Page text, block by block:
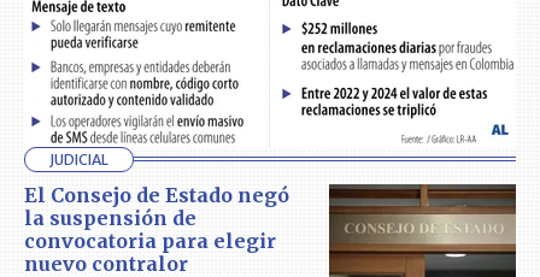
JUDICIAL
El Consejo de Estado negó
la suspensión de
convocatoria para elegir
nuevo contralor